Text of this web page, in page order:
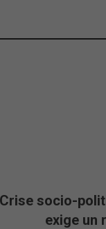
Crise socio-
exige un